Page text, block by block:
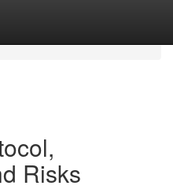
Risks